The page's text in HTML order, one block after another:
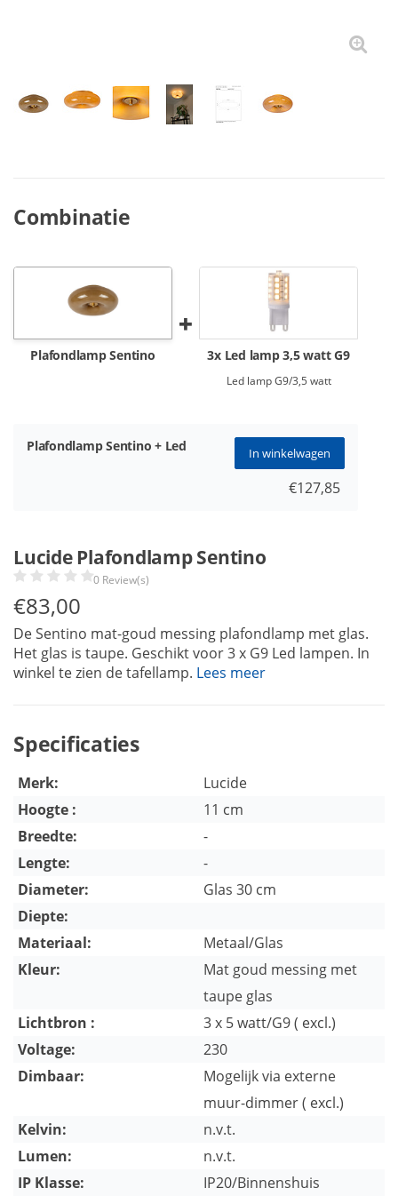
Combinatie
Plafondlamp Sentino 3x Led lamp 3,5 watt G9
Led lamp G9/3,5 watt
Plafondlamp Sentino + Led In winkelwagen
€127,85
Lucide Plafondlamp Sentino
0 Review(s)
€83,00
De Sentino mat-goud messing plafondlamp met glas.
Het glas is taupe. Geschikt voor 3 x G9 Led lampen. In
winkel te zien de tafellamp. Lees meer
Specificaties
Merk:
Lucide
Hoogte :
11 cm
Breedte:
-
Lengte:
-
Diameter:
Glas 30 cm
Diepte:
Materiaal:
Metaal/Glas
Kleur:
Mat goud messing met
taupe glas
Lichtbron :
3 x 5 watt/G9 ( excl.)
Voltage:
230
Dimbaar:
Mogelijk via externe
muur-dimmer ( excl.)
Kelvin:
n.v.t.
Lumen:
n.v.t.
IP Klasse:
IP20/Binnenshuis